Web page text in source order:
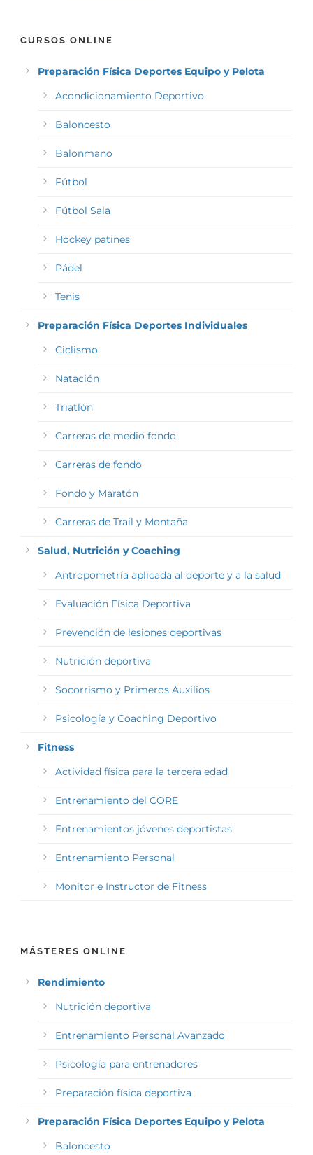
CURSOS ONLINE
Preparación Física Deportes Equipo y Pelota
Acondicionamiento Deportivo
Baloncesto
Balonmano
Fútbol
Fútbol Sala
Hockey patines
Pádel
Tenis
Preparación Física Deportes Individuales
Ciclismo
Natación
Triatlón
Carreras de medio fondo
Carreras de fondo
Fondo y Maratón
Carreras de Trail y Montaña
Salud, Nutrición y Coaching
Antropometría aplicada al deporte y a la salud
Evaluación Física Deportiva
Prevención de lesiones deportivas
Nutrición deportiva
Socorrismo y Primeros Auxilios
Psicología y Coaching Deportivo
Fitness
Actividad física para la tercera edad
Entrenamiento del CORE
Entrenamientos jóvenes deportistas
Entrenamiento Personal
Monitor e Instructor de Fitness
MÁSTERES ONLINE
Rendimiento
Nutrición deportiva
Entrenamiento Personal Avanzado
Psicología para entrenadores
Preparación física deportiva
Preparación Física Deportes Equipo y Pelota
Baloncesto